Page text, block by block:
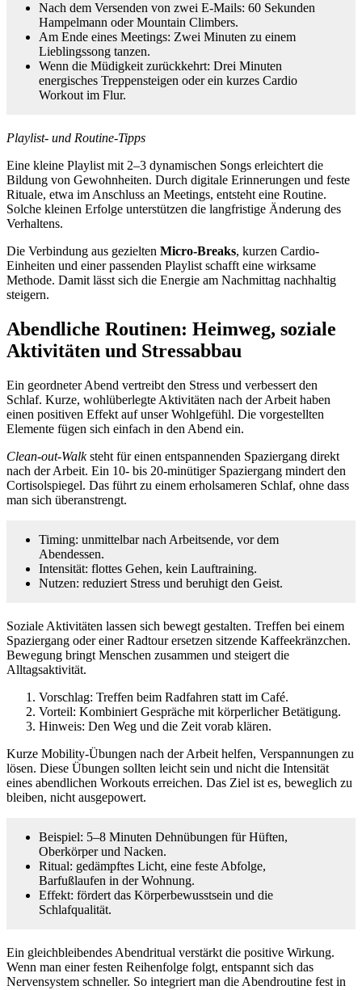
Nach dem Versenden von zwei E-Mails: 60 Sekunden
Hampelmann oder Mountain Climbers.
Am Ende eines Meetings: Zwei Minuten zu einem
Lieblingssong tanzen.
Wenn die Müdigkeit zurückkehrt: Drei Minuten
energisches Treppensteigen oder ein kurzes Cardio
Workout im Flur.
Playlist- und Routine-Tipps
Eine kleine Playlist mit 2–3 dynamischen Songs erleichtert die
Bildung von Gewohnheiten. Durch digitale Erinnerungen und feste
Rituale, etwa im Anschluss an Meetings, entsteht eine Routine.
Solche kleinen Erfolge unterstützen die langfristige Änderung des
Verhaltens.
Die Verbindung aus gezielten Micro-Breaks, kurzen Cardio-
Einheiten und einer passenden Playlist schafft eine wirksame
Methode. Damit lässt sich die Energie am Nachmittag nachhaltig
steigern.
Abendliche Routinen: Heimweg, soziale
Aktivitäten und Stressabbau
Ein geordneter Abend vertreibt den Stress und verbessert den
Schlaf. Kurze, wohlüberlegte Aktivitäten nach der Arbeit haben
einen positiven Effekt auf unser Wohlgefühl. Die vorgestellten
Elemente fügen sich einfach in den Abend ein.
Clean-out-Walksteht für einen entspannenden Spaziergang direkt
nach der Arbeit. Ein 10- bis 20-minütiger Spaziergang mindert den
Cortisolspiegel. Das führt zu einem erholsameren Schlaf, ohne dass
man sich überanstrengt.
Timing: unmittelbar nach Arbeitsende, vor dem
Abendessen.
Intensität: flottes Gehen, kein Lauftraining.
Nutzen: reduziert Stress und beruhigt den Geist.
Soziale Aktivitäten lassen sich bewegt gestalten. Treffen bei einem
Spaziergang oder einer Radtour ersetzen sitzende Kaffeekränzchen.
Bewegung bringt Menschen zusammen und steigert die
Alltagsaktivität.
Vorschlag: Treffen beim Radfahren statt im Café.
Vorteil: Kombiniert Gespräche mit körperlicher Betätigung.
Hinweis: Den Weg und die Zeit vorab klären.
Kurze Mobility-Übungen nach der Arbeit helfen, Verspannungen zu
lösen. Diese Übungen sollten leicht sein und nicht die Intensität
eines abendlichen Workouts erreichen. Das Ziel ist es, beweglich zu
bleiben, nicht ausgepowert.
Beispiel: 5–8 Minuten Dehnübungen für Hüften,
Oberkörper und Nacken.
Ritual: gedämpftes Licht, eine feste Abfolge,
Barfußlaufen in der Wohnung.
Effekt: fördert das Körperbewusstsein und die
Schlafqualität.
Ein gleichbleibendes Abendritual verstärkt die positive Wirkung.
Wenn man einer festen Reihenfolge folgt, entspannt sich das
Nervensystem schneller. So integriert man die Abendroutine fest in